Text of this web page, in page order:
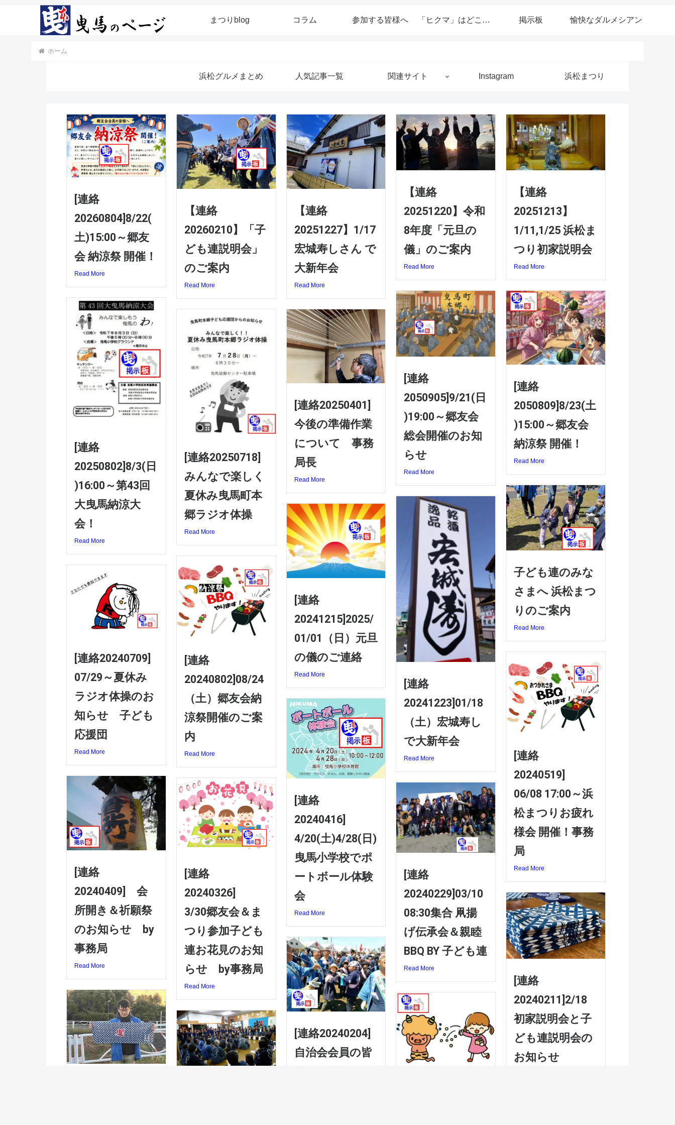
まつりblog コラム 参加する皆様へ 「ヒクマ」はどこですか？ 掲示板 愉快なダルメシアン
ホーム